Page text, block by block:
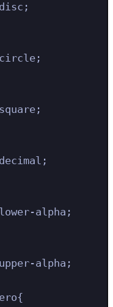
disc ;
circle ;
square ;
decimal ;
lower-alpha ;
upper-alpha ;
{